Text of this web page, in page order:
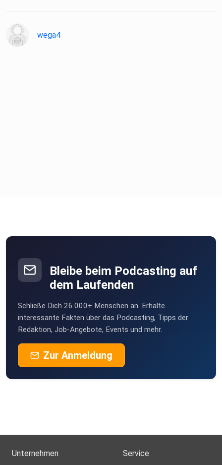
wega4
Bleibe beim Podcasting auf
dem Laufenden
Schließe Dich 26.000+ Menschen an. Erhalte
interessante Fakten über das Podcasting, Tipps der
Redaktion, Job-Angebote, Events und mehr.
Zur Anmeldung
Unternehmen Service